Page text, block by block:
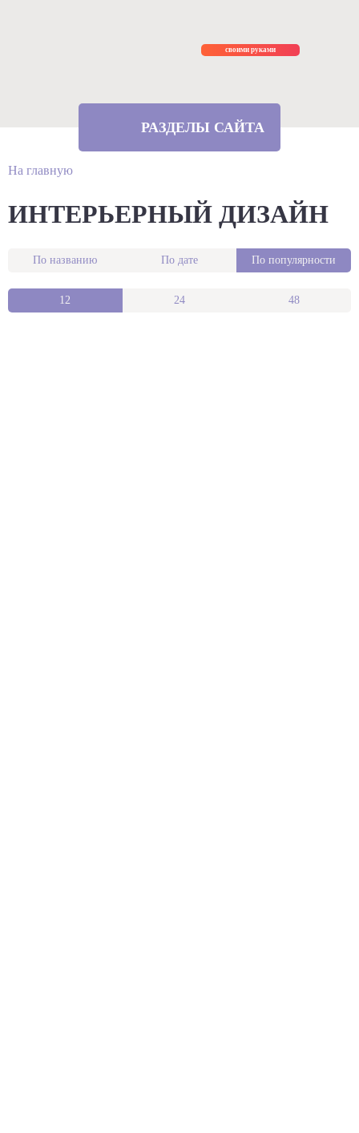
своими руками
РАЗДЕЛЫ САЙТА
На главную
ИНТЕРЬЕРНЫЙ ДИЗАЙН
По названию По дате По популярности
48
24
12